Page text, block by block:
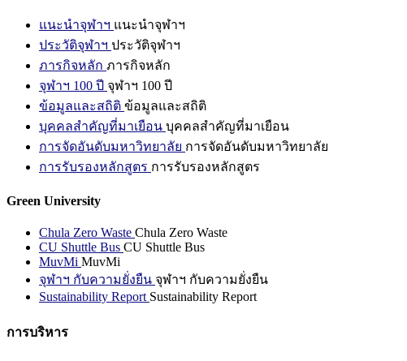
แนะนำจุฬาฯ แนะนำจุฬาฯ
ประวัติจุฬาฯ ประวัติจุฬาฯ
ภารกิจหลัก ภารกิจหลัก
จุฬาฯ 100 ปี จุฬาฯ 100 ปี
ข้อมูลและสถิติ ข้อมูลและสถิติ
บุคคลสำคัญที่มาเยือน บุคคลสำคัญที่มาเยือน
การจัดอันดับมหาวิทยาลัย การจัดอันดับมหาวิทยาลัย
การรับรองหลักสูตร การรับรองหลักสูตร
Green University
Chula Zero Waste Chula Zero Waste
CU Shuttle Bus CU Shuttle Bus
MuvMi MuvMi
จุฬาฯ กับความยั่งยืน จุฬาฯ กับความยั่งยืน
Sustainability Report Sustainability Report
การบริหาร